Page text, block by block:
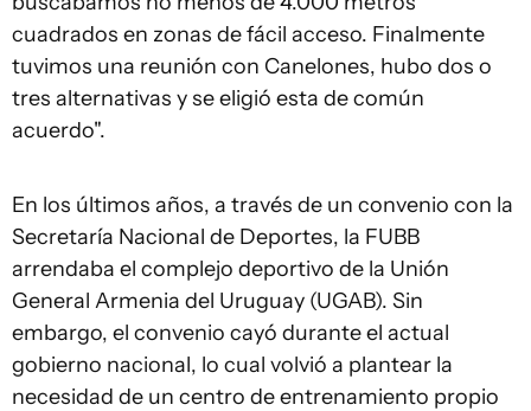
cuadrados en zonas de fácil acceso. Finalmente
tuvimos una reunión con Canelones, hubo dos o
tres alternativas y se eligió esta de común
acuerdo".
En los últimos años, a través de un convenio con la
Secretaría Nacional de Deportes, la FUBB
arrendaba el complejo deportivo de la Unión
General Armenia del Uruguay (UGAB). Sin
embargo, el convenio cayó durante el actual
gobierno nacional, lo cual volvió a plantear la
necesidad de un centro de entrenamiento propio